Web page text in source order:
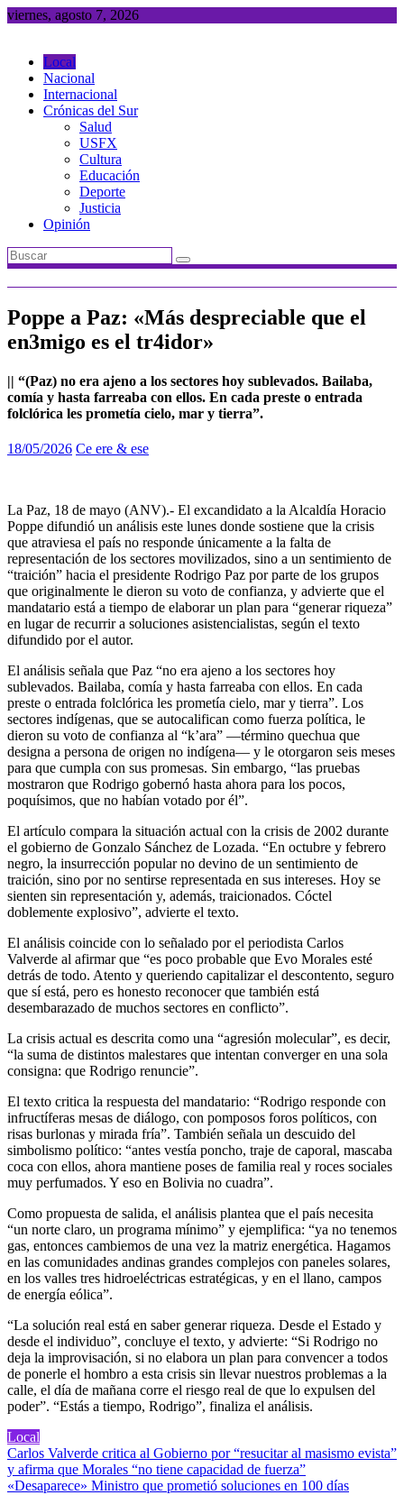
Saltar
viernes, agosto 7, 2026
Local
Nacional
Internacional
Crónicas del Sur
Salud
USFX
Cultura
Educación
Deporte
Justicia
Opinión
Poppe a Paz: «Más despreciable que el
en3migo es el tr4idor»
|| “(Paz) no era ajeno a los sectores hoy sublevados. Bailaba,
comía y hasta farreaba con ellos. En cada preste o entrada
folclórica les prometía cielo, mar y tierra”.
18/05/2026 Ce ere & ese
La Paz, 18 de mayo (ANV).- El excandidato a la Alcaldía Horacio
Poppe difundió un análisis este lunes donde sostiene que la crisis
que atraviesa el país no responde únicamente a la falta de
representación de los sectores movilizados, sino a un sentimiento de
“traición” hacia el presidente Rodrigo Paz por parte de los grupos
que originalmente le dieron su voto de confianza, y advierte que el
mandatario está a tiempo de elaborar un plan para “generar riqueza”
en lugar de recurrir a soluciones asistencialistas, según el texto
difundido por el autor.
El análisis señala que Paz “no era ajeno a los sectores hoy
sublevados. Bailaba, comía y hasta farreaba con ellos. En cada
preste o entrada folclórica les prometía cielo, mar y tierra”. Los
sectores indígenas, que se autocalifican como fuerza política, le
dieron su voto de confianza al “k’ara” —término quechua que
designa a persona de origen no indígena— y le otorgaron seis meses
para que cumpla con sus promesas. Sin embargo, “las pruebas
mostraron que Rodrigo gobernó hasta ahora para los pocos,
poquísimos, que no habían votado por él”.
El artículo compara la situación actual con la crisis de 2002 durante
el gobierno de Gonzalo Sánchez de Lozada. “En octubre y febrero
negro, la insurrección popular no devino de un sentimiento de
traición, sino por no sentirse representada en sus intereses. Hoy se
sienten sin representación y, además, traicionados. Cóctel
doblemente explosivo”, advierte el texto.
El análisis coincide con lo señalado por el periodista Carlos
Valverde al afirmar que “es poco probable que Evo Morales esté
detrás de todo. Atento y queriendo capitalizar el descontento, seguro
que sí está, pero es honesto reconocer que también está
desembarazado de muchos sectores en conflicto”.
La crisis actual es descrita como una “agresión molecular”, es decir,
“la suma de distintos malestares que intentan converger en una sola
consigna: que Rodrigo renuncie”.
El texto critica la respuesta del mandatario: “Rodrigo responde con
infructíferas mesas de diálogo, con pomposos foros políticos, con
risas burlonas y mirada fría”. También señala un descuido del
simbolismo político: “antes vestía poncho, traje de caporal, mascaba
coca con ellos, ahora mantiene poses de familia real y roces sociales
muy perfumados. Y eso en Bolivia no cuadra”.
Como propuesta de salida, el análisis plantea que el país necesita
“un norte claro, un programa mínimo” y ejemplifica: “ya no tenemos
gas, entonces cambiemos de una vez la matriz energética. Hagamos
en las comunidades andinas grandes complejos con paneles solares,
en los valles tres hidroeléctricas estratégicas, y en el llano, campos
de energía eólica”.
“La solución real está en saber generar riqueza. Desde el Estado y
desde el individuo”, concluye el texto, y advierte: “Si Rodrigo no
deja la improvisación, si no elabora un plan para convencer a todos
de ponerle el hombro a esta crisis sin llevar nuestros problemas a la
calle, el día de mañana corre el riesgo real de que lo expulsen del
poder”. “Estás a tiempo, Rodrigo”, finaliza el análisis.
Local
Navegación
de
Carlos Valverde critica al Gobierno por “resucitar al masismo evista”
y afirma que Morales “no tiene capacidad de fuerza”
«Desaparece» Ministro que prometió soluciones en 100 días